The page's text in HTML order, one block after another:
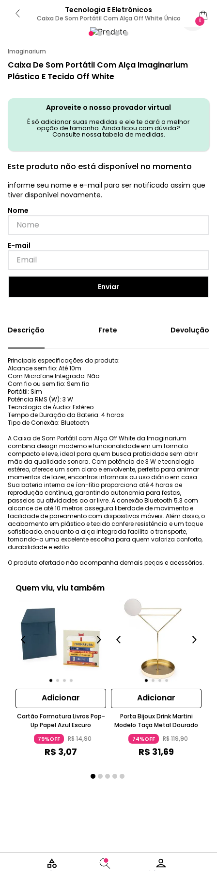
Tecnologia E Eletrônicos
Caixa De Som Portátil Com Alça Off White Único 0
Imaginarium
Caixa De Som Portátil Com Alça Imaginarium
Plástico E Tecido Off White
Aproveite o nosso provador virtual
É só adicionar suas medidas e ele te dará a melhor
opção de tamanho. Ainda ficou com dúvida?
Consulte nossa tabela de medidas.
Este produto não está disponível no momento
Enviar
Frete Devolução
Principais especificações do produto:
Alcance sem fio: Até 10m
Com Microfone Integrado: Não
Com fio ou sem fio: Sem fio
Portátil: Sim
Potência RMS (W): 3 W
Tecnologia de Áudio: Estéreo
Tempo de Duração da Bateria: 4 horas
Tipo de Conexão: Bluetooth
A Caixa de Som Portátil com Alça Off White da Imaginarium
combina design moderno e funcionalidade em um formato
compacto e leve, ideal para quem busca praticidade sem abrir
mão da qualidade sonora. Com potência de 3 W e tecnologia
estéreo, oferece um som claro e envolvente, perfeito para animar
momentos de lazer, encontros informais ou uso diário em casa.
Sua bateria interna de íon-lítio proporciona até 4 horas de
reprodução contínua, garantindo autonomia para festas,
passeios ou atividades ao ar livre. A conexão Bluetooth 5.3 com
alcance de até 10 metros assegura liberdade de movimento e
facilidade de pareamento com dispositivos móveis. Além disso, o
acabamento em plástico e tecido confere resistência e um toque
sofisticado, enquanto a alça integrada facilita o transporte,
tornando-a uma excelente escolha para quem valoriza conforto,
durabilidade e estilo.
O produto ofertado não acompanha demais peças e acessórios.
Quem viu, viu também
Adicionar
Cartão Formatura Livros Pop-
Up Papel Azul Escuro
79%OFF R$14,90
R$ 3,07
Adicionar
Porta Bijoux Drink Martini
Modelo Taça Metal Dourado
74%OFF R$119,90
R$ 31,69